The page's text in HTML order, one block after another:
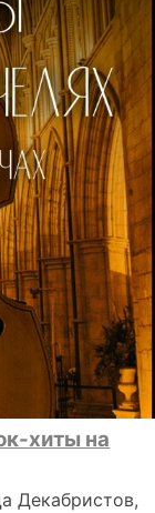
хиты на
Декабристов,